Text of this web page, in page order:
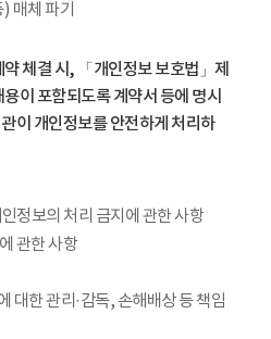
매체 파기
체결 시, 「개인정보 보호법」제
이 포함되도록 계약서 등에 명시
이 개인정보를 안전하게 처리하
정보의 처리 금지에 관한 사항
관한 사항
대한 관리·감독, 손해배상 등 책임